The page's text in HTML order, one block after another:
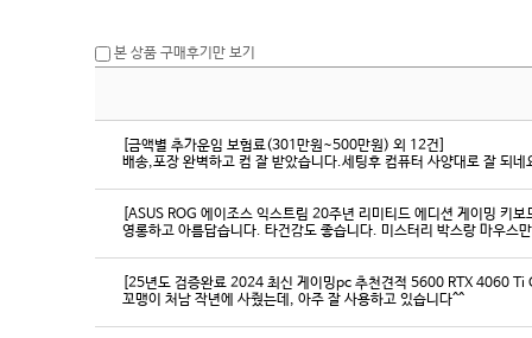
본 상품 구매후기만 보기
[금액별 추가운임 보험료(301만원~500만원) 외 12건]
배송,포장 완벽하고 컴 잘 받았습니다.세팅후 컴퓨터 사양대로 잘 되
[ASUS ROG 에이조스 익스트림 20주년 리미티드 에디션 게이밍 키
영롱하고 아름답습니다. 타건감도 좋습니다. 미스터리 박스랑 마우스
[25년도 검증완료 2024 최신 게이밍pc 추천견적 5600 RTX 4060
꼬맹이 처남 작년에 사줬는데, 아주 잘 사용하고 있습니다^^